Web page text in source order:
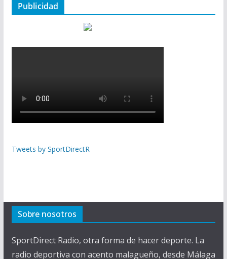
Publicidad
Tweets by SportDirectR
Sobre nosotros
SportDirect Radio, otra forma de hacer deporte. La
radio deportiva con acento malagueño, desde Málaga